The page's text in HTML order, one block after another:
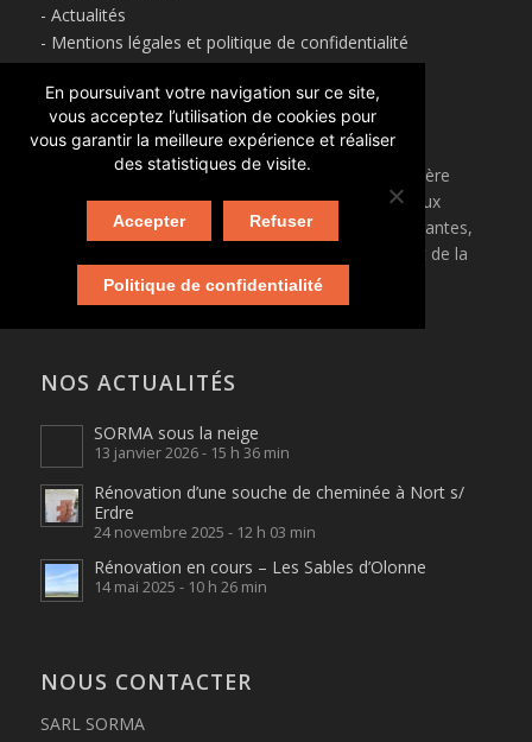
Actualités
Mentions légales et politique de confidentialité
À PROPOS
est une entreprise de rénovation immobilière
spécialisée dans la maçonnerie ancienne, située aux
Sorinières (44). Elle intervient principalement sur Nantes,
Saint Nazaire, Pornic, et dans tout le département de la
Loire-Atlantique.
NOS ACTUALITÉS
SORMA sous la neige
13 janvier 2026 - 15 h 36 min
Rénovation d’une souche de cheminée à Nort s/
Erdre
24 novembre 2025 - 12 h 03 min
Rénovation en cours – Les Sables d’Olonne
14 mai 2025 - 10 h 26 min
NOUS CONTACTER
SARL SORMA
En poursuivant votre navigation sur ce site,
vous acceptez l’utilisation de cookies pour
vous garantir la meilleure expérience et réaliser
des statistiques de visite.
Accepter Refuser
Politique de confidentialité